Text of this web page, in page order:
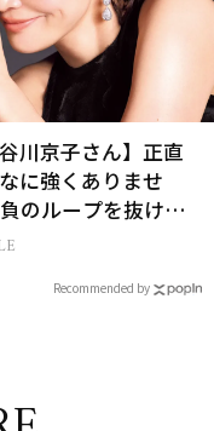
谷川京子さん】正直
に強くありませ
のループを抜ける
習慣とは?
Recommended by